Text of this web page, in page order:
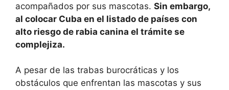
acompañados por sus mascotas. Sin embargo,
al colocar Cuba en el listado de países con
alto riesgo de rabia canina el trámite se
complejiza.
A pesar de las trabas burocráticas y los
obstáculos que enfrentan las mascotas y sus